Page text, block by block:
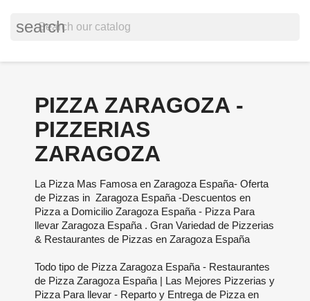
search
PIZZA ZARAGOZA -
PIZZERIAS
ZARAGOZA
La Pizza Mas Famosa en Zaragoza España- Oferta
de Pizzas in Zaragoza España -Descuentos en
Pizza a Domicilio Zaragoza España - Pizza Para
llevar Zaragoza España . Gran Variedad de Pizzerias
& Restaurantes de Pizzas en Zaragoza España
Todo tipo de Pizza Zaragoza España - Restaurantes
de Pizza Zaragoza España | Las Mejores Pizzerias y
Pizza Para llevar - Reparto y Entrega de Pizza en